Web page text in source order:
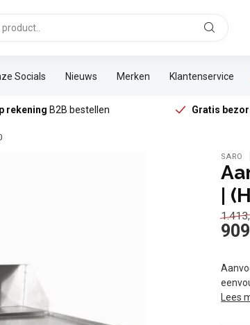
Socials Nieuws Merken Klantenservice
rekening B2B bestellen Gratis
SARO
|
Lees